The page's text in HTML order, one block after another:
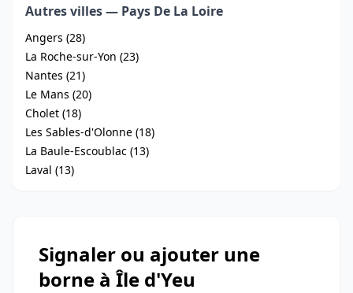
Autres villes — Pays De La Loire
Angers (28)
La Roche-sur-Yon (23)
Nantes (21)
Le Mans (20)
Cholet (18)
Les Sables-d'Olonne (18)
La Baule-Escoublac (13)
Laval (13)
Signaler ou ajouter une
borne à Île d'Yeu